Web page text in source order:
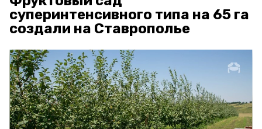
суперинтенсивного типа на 65 га
создали на Ставрополье